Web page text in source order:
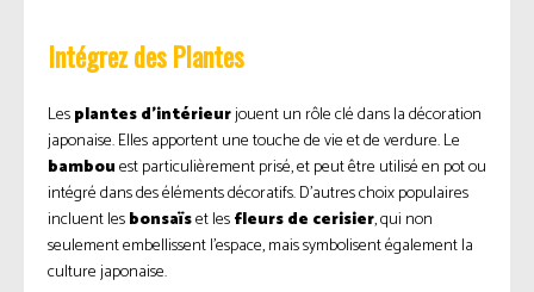
Intégrez des Plantes
Lesplantes d’intérieurjouent un rôle clé dans la décoration
japonaise. Elles apportent une touche de vie et de verdure. Le
bambouest particulièrement prisé, et peut être utilisé en pot ou
intégré dans des éléments décoratifs. D’autres choix populaires
incluent lesbonsaïset lesfleurs de cerisier, qui non
seulement embellissent l’espace, mais symbolisent également la
culture japonaise.